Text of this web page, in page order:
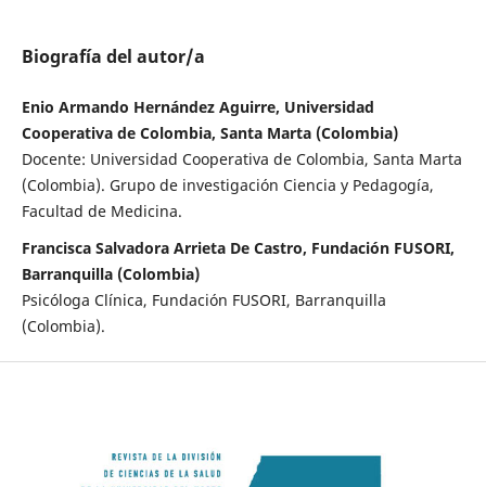
Biografía del autor/a
Enio Armando Hernández Aguirre, Universidad
Cooperativa de Colombia, Santa Marta (Colombia)
Docente: Universidad Cooperativa de Colombia, Santa Marta
(Colombia). Grupo de investigación Ciencia y Pedagogía,
Facultad de Medicina.
Francisca Salvadora Arrieta De Castro, Fundación FUSORI,
Barranquilla (Colombia)
Psicóloga Clínica, Fundación FUSORI, Barranquilla
(Colombia).